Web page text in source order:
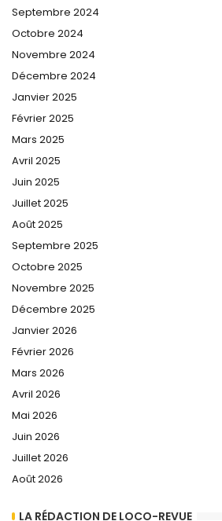
Septembre 2024
Octobre 2024
Novembre 2024
Décembre 2024
Janvier 2025
Février 2025
Mars 2025
Avril 2025
Juin 2025
Juillet 2025
Août 2025
Septembre 2025
Octobre 2025
Novembre 2025
Décembre 2025
Janvier 2026
Février 2026
Mars 2026
Avril 2026
Mai 2026
Juin 2026
Juillet 2026
Août 2026
LA RÉDACTION DE LOCO-REVUE